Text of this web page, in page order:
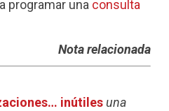
programar una consulta
Nota relacionada
inútiles una